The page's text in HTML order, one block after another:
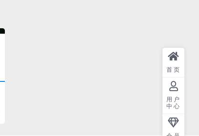
首页
用户
中心